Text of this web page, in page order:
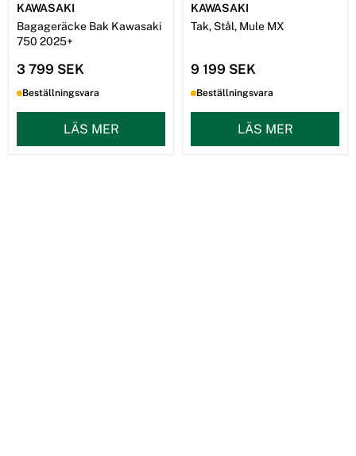
KAWASAKI
Bagageräcke Bak Kawasaki
750 2025+
3 799 SEK
Beställningsvara
LÄS MER
KAWASAKI
Tak, Stål, Mule MX
9 199 SEK
Beställningsvara
LÄS MER